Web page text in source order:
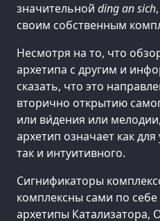
значительной ding an sich
своим собственным
Несмотря на то, что
архетипа с другим и
сказать, что это
вторично открытию
или ви́дения или
архетип означает как
так и интуитивного.
Сигнификаторы
комплексны сами по
архетипы